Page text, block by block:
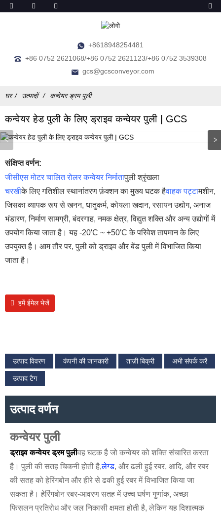
+8618948254481
+86 0752 2621068/+86 0752 2621123/+86 0752 3539308
gcs@gcsconveyor.com
घर उत्पादों कन्वेयर ड्रम पुली
कन्वेयर हेड पुली के लिए ड्राइव कन्वेयर पुली | GCS
संक्षिप्त वर्णन:
जीसीएस मोटर चालित रोलर कन्वेयर निर्मातापुली श्रृंखला
चरखीके लिए गतिशील स्थानांतरण फ़ंक्शन का मुख्य घटक हैवाहक पट्टामशीन,
जिसका व्यापक रूप से खनन, धातुकर्म, कोयला खदान, रसायन उद्योग, अनाज
भंडारण, निर्माण सामग्री, बंदरगाह, नमक क्षेत्र, विद्युत शक्ति और अन्य उद्योगों में
उपयोग किया जाता है। यह -20′C ~ +50′C के परिवेश तापमान के लिए
उपयुक्त है। आम तौर पर, पुली को ड्राइव और बेंड पुली में विभाजित किया
जाता है।
हमें ईमेल भेजें
उत्पाद विवरण कंपनी की जानकारी ताज़ी बिक्री अभी संपर्क करें
उत्पाद टैग
उत्पाद वर्णन
कन्वेयर पुली
ड्राइव कन्वेयर ड्रम पुलीवह घटक है जो कन्वेयर को शक्ति संचारित करता
है। पुली की सतह चिकनी होती है,लेग्ड, और ढली हुई रबर, आदि, और रबर
की सतह को हेरिंगबोन और हीरे से ढकी हुई रबर में विभाजित किया जा
सकता है। हेरिंगबोन रबर-आवरण सतह में उच्च घर्षण गुणांक, अच्छा
फिसलन प्रतिरोध और जल निकासी क्षमता होती है, लेकिन यह दिशात्मक